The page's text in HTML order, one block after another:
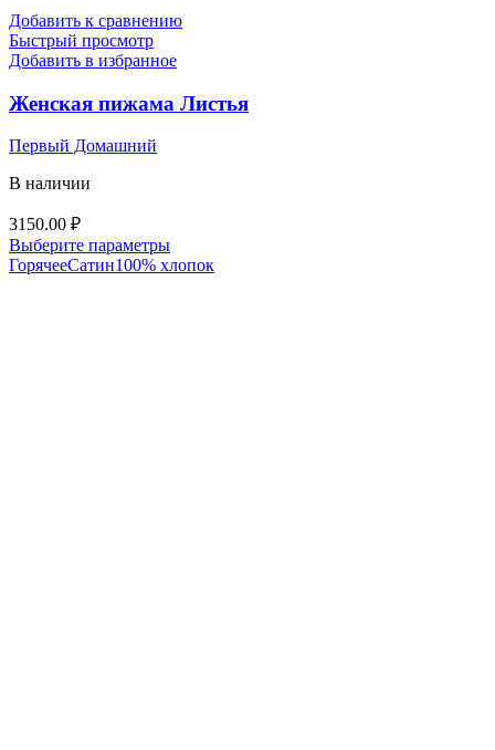
Добавить к сравнению
Быстрый просмотр
Добавить в избранное
Женская пижама Листья
Первый Домашний
В наличии
3150.00 ₽
Выберите параметрыЭтот
товар
ГорячееСатин100% хлопок